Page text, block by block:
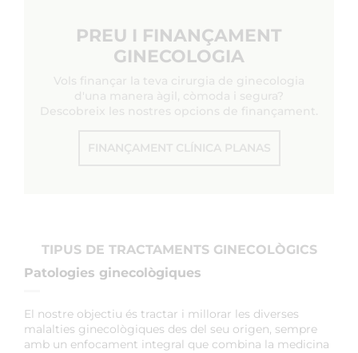
PREU I FINANÇAMENT
GINECOLOGIA
Vols finançar la teva cirurgia de ginecologia
d'una manera àgil, còmoda i segura?
Descobreix les nostres opcions de finançament.
FINANÇAMENT CLÍNICA PLANAS
TIPUS DE TRACTAMENTS GINECOLÒGICS
Patologies ginecològiques
El nostre objectiu és tractar i millorar les diverses
malalties ginecològiques des del seu origen, sempre
amb un enfocament integral que combina la medicina